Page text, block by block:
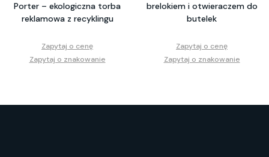
Porter – ekologiczna torba
reklamowa z recyklingu
Zapytaj o cenę
Zapytaj o znakowanie
brelokiem i otwieraczem do
butelek
Zapytaj o cenę
Zapytaj o znakowanie